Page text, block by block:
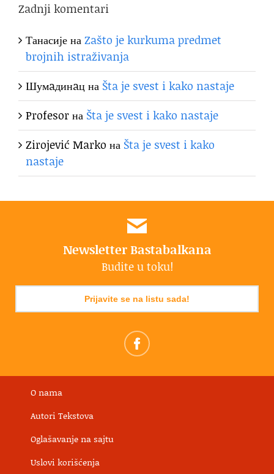
Zadnji komentari
ТанасијенаZašto je kurkuma predmet
brojnih istraživanja
Шумaдинaцна Šta je svest i kako nastaje
Profesorна Šta je svest i kako nastaje
Zirojević Marko на Šta je svest i kako
nastaje
Newsletter Bastabalkana
Budite u toku!
Prijavite se na listu sada!
O nama
Autori Tekstova
Oglašavanje na sajtu
Uslovi korišćenja